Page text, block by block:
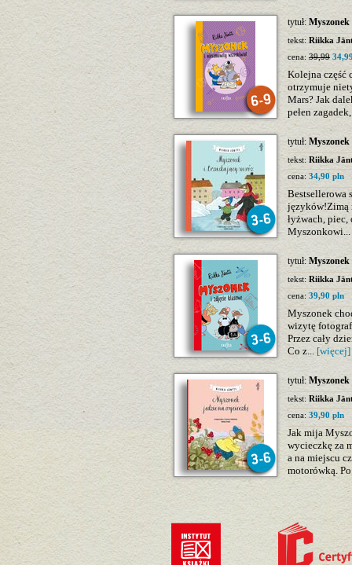
tytuł: Myszonek
tekst: Riikka
cena: 39,99
Kolejna część
otrzymuje
Mars? Jak
pełen
tytuł:
tekst: Riikka
cena: 34,90 pln
Bestsellerowa
języków!Zimą
łyżwach,
Myszonkowi...
tytuł: Myszonek
tekst: Riikka
cena: 39,90 pln
Myszonek
wizytę
Przez cały
Co z... [więcej]
tytuł: Myszonek
tekst: Riikka
cena: 39,90 pln
Jak mija
wycieczkę za
a na miejscu
motorówką.